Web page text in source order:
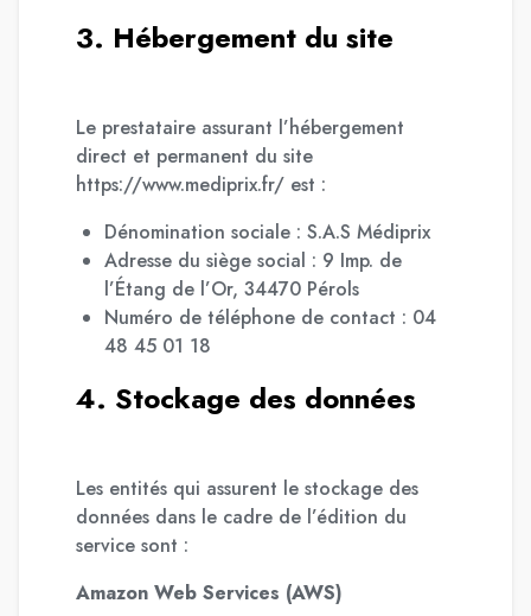
3. Hébergement du site
Le prestataire assurant l’hébergement
direct et permanent du site
https://www.mediprix.fr/ est :
Dénomination sociale : S.A.S Médiprix
Adresse du siège social : 9 Imp. de
l’Étang de l’Or, 34470 Pérols
Numéro de téléphone de contact : 04
48 45 01 18
4. Stockage des données
Les entités qui assurent le stockage des
données dans le cadre de l’édition du
service sont :
Amazon Web Services (AWS)